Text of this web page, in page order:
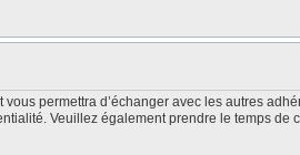
permettra d’échanger avec les autres
Veuillez également prendre le temps de